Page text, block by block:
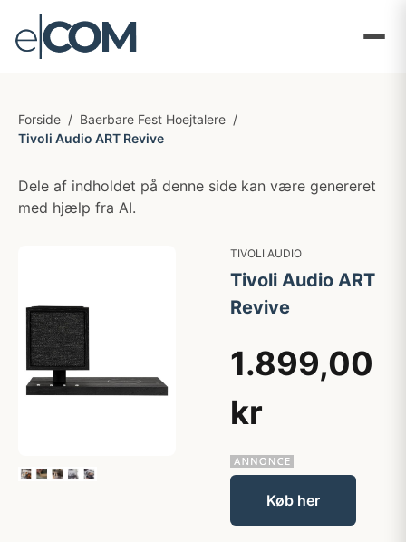
Forside / Baerbare Fest Hoejtalere /
Tivoli Audio ART Revive
Dele af indholdet på denne side kan være genereret
med hjælp fra AI.
TIVOLI AUDIO
Tivoli Audio ART
Revive
1.899,00
kr
Køb her